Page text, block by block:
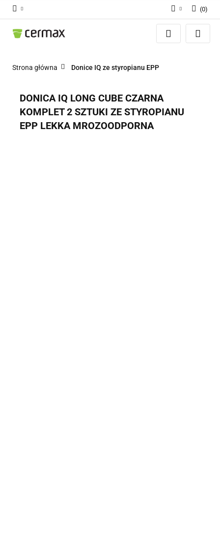
Zaloguj się
(0)
Strona główna Donice IQ ze styropianu EPP
DONICA IQ LONG CUBE CZARNA
KOMPLET 2 SZTUKI ZE STYROPIANU
EPP LEKKA MROZOODPORNA